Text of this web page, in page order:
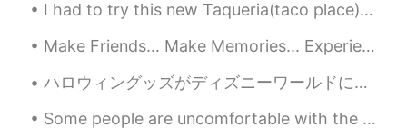
JP EN
I want to study abroad in Malta 🇲🇹
popular country to study abroad.
I had to try this new Taqueria(taco place) and I loved it!! Who wouldn't want pink tacos! 💕🌮 And ...
Make Friends... Make Memories... Experience things you will remember forever. You are never to yo...
ハロウィングッズがディズニーワールドに到着!! 🎃🦇👻 Halloween merchandise has arrived to Disney World this morning!! 🦉🍬...
Some people are uncomfortable with the idea of being pulled around in a rickshaw, but these ricks...